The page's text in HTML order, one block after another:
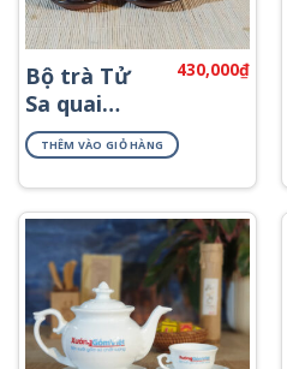
Bộ trà Tử
Sa quai
ngang ATS-
69
430,000₫
THÊM VÀO GIỎ HÀNG